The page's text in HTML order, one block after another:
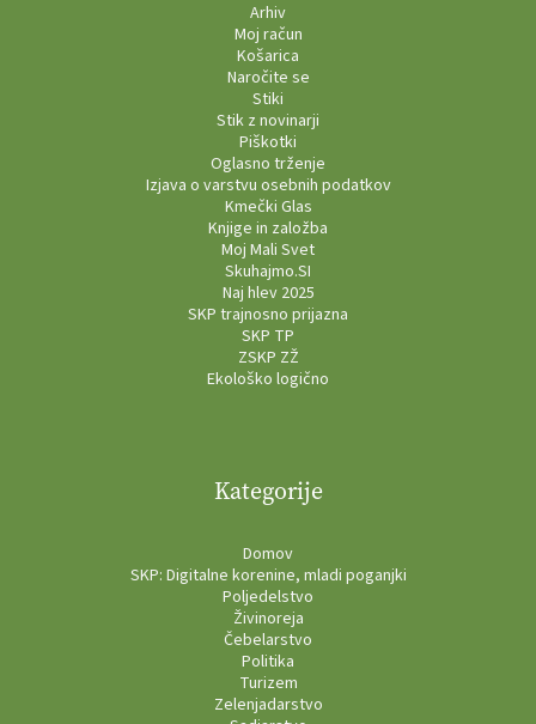
Arhiv
Moj račun
Košarica
Naročite se
Stiki
Stik z novinarji
Piškotki
Oglasno trženje
Izjava o varstvu osebnih podatkov
Kmečki Glas
Knjige in založba
Moj Mali Svet
Skuhajmo.SI
Naj hlev 2025
SKP trajnosno prijazna
SKP TP
ZSKP ZŽ
Ekološko logično
Kategorije
Domov
SKP: Digitalne korenine, mladi poganjki
Poljedelstvo
Živinoreja
Čebelarstvo
Politika
Turizem
Zelenjadarstvo